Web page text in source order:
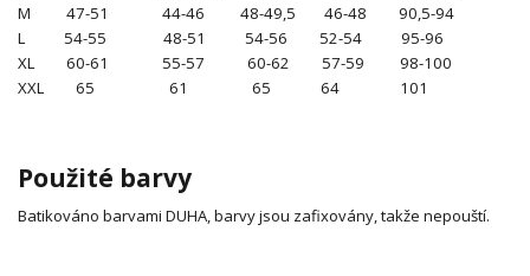
M 47-51 44-46 48-49,5 46-48 90,5-94
L 54-55 48-51 54-56 52-54 95-96
XL 60-61 55-57 60-62 57-59 98-100
XXL 65 61 65 64 101
Použité barvy
Batikováno barvami DUHA, barvy jsou zafixovány, takže nepouští.